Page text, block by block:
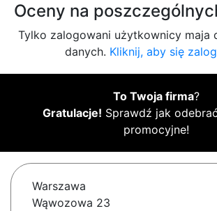
Oceny na
Tylko zalogowani użytkownicy maja
danych. Kliknij, aby się
To Twoja firma?
Gratulacje! Sprawdź jak
promocyjne!
Warszawa
Wąwozowa 23